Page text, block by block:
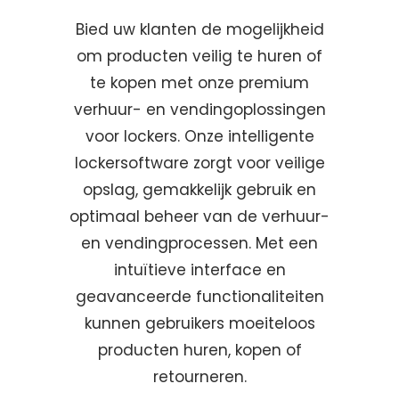
Bied uw klanten de mogelijkheid
om producten veilig te huren of
te kopen met onze premium
verhuur- en vendingoplossingen
voor lockers. Onze intelligente
lockersoftware zorgt voor veilige
opslag, gemakkelijk gebruik en
optimaal beheer van de verhuur-
en vendingprocessen. Met een
intuïtieve interface en
geavanceerde functionaliteiten
kunnen gebruikers moeiteloos
producten huren, kopen of
retourneren.